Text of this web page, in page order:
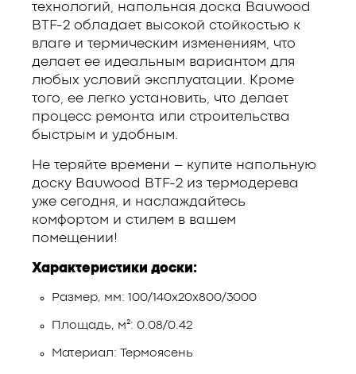
технологий, напольная доска Bauwood
BTF-2 обладает высокой стойкостью к
влаге и термическим изменениям, что
делает ее идеальным вариантом для
любых условий эксплуатации. Кроме
того, ее легко установить, что делает
процесс ремонта или строительства
быстрым и удобным.
Не теряйте времени – купите напольную
доску Bauwood BTF-2 из термодерева
уже сегодня, и наслаждайтесь
комфортом и стилем в вашем
помещении!
Характеристики доски:
Размер, мм: 100/140х20х800/3000
Площадь, м²: 0.08/0.42
Материал: Термоясень